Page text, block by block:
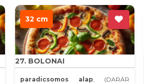
32 cm
27. BOLONAI
paradicsomos alap, (DARÁR